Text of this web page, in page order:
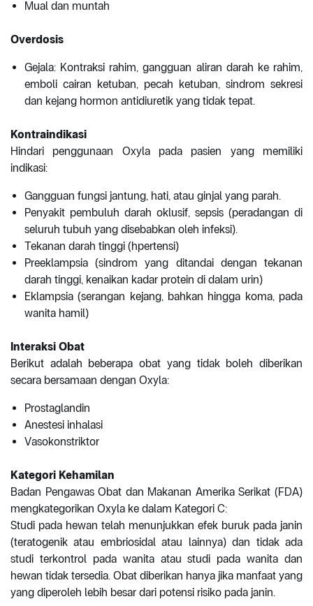
Mual dan muntah
Overdosis
Gejala: Kontraksi rahim, gangguan aliran darah ke rahim,
emboli cairan ketuban, pecah ketuban, sindrom sekresi
dan kejang hormon antidiuretik yang tidak tepat.
Kontraindikasi
Hindari penggunaan Oxyla pada pasien yang memiliki
indikasi:
Gangguan fungsi jantung, hati, atau ginjal yang parah.
Penyakit pembuluh darah oklusif, sepsis (peradangan di
seluruh tubuh yang disebabkan oleh infeksi).
Tekanan darah tinggi (hpertensi)
Preeklampsia (sindrom yang ditandai dengan tekanan
darah tinggi, kenaikan kadar protein di dalam urin)
Eklampsia (serangan kejang, bahkan hingga koma, pada
wanita hamil)
Interaksi Obat
Berikut adalah beberapa obat yang tidak boleh diberikan
secara bersamaan dengan Oxyla:
Prostaglandin
Anestesi inhalasi
Vasokonstriktor
Kategori Kehamilan
Badan Pengawas Obat dan Makanan Amerika Serikat (FDA)
mengkategorikan Oxyla ke dalam Kategori C:
Studi pada hewan telah menunjukkan efek buruk pada janin
(teratogenik atau embriosidal atau lainnya) dan tidak ada
studi terkontrol pada wanita atau studi pada wanita dan
hewan tidak tersedia. Obat diberikan hanya jika manfaat yang
yang diperoleh lebih besar dari potensi risiko pada janin.